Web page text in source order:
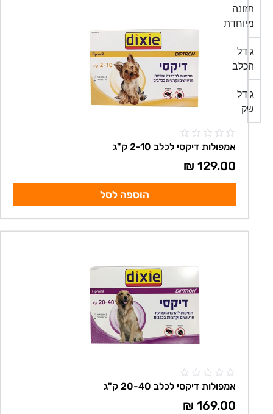
תזונה
מיוחדת
גודל
הכלב
גודל
שק
אמפולות דיקסי לכלב 2-10 ק"ג
129.00
₪
הוספה לסל
אמפולות דיקסי לכלב 20-40 ק"ג
169.00
₪